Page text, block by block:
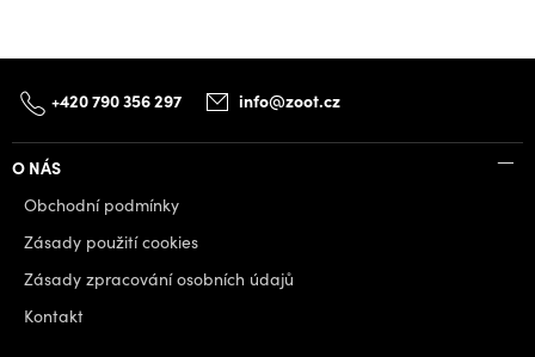
+420 790 356 297 info@zoot.cz
O NÁS
Obchodní podmínky
Zásady použití cookies
Zásady zpracování osobních údajů
Kontakt